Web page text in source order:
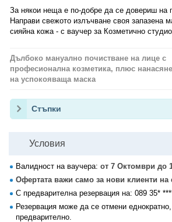
За някои неща е по-добре да се довериш на
Направи свежото излъчване своя запазена
сияйна кожа - с ваучер за Козметично студио
Дълбоко мануално почистване на лице с
професионална козметика, плюс нанасяне
на успокояваща маска
Стъпки
Условия
Валидност на ваучера: от 7 Октомври до
Офертата важи само за нови клиенти на
С предварителна резервация на: 089 35*
Резервация може да се отмени
предварително.